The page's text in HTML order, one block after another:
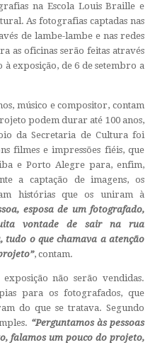
na Escola Louis Braille e
As fotografias captadas nas
de lambe-lambe e nas redes
as oficinas serão feitas através
exposição, de 6 de setembro a
músico e compositor, contam
podem durar até 100 anos,
da Secretaria de Cultura foi
filmes e impressões fiéis, que
e Porto Alegre para, enfim,
a captação de imagens, os
histórias que os uniram à
esposa de um fotografado,
vontade de sair na rua
tudo o que chamava a atenção
, contam.
não serão vendidas.
para os fotografados, que
do que se tratava. Segundo
“Perguntamos às pessoas
falamos um pouco do projeto,